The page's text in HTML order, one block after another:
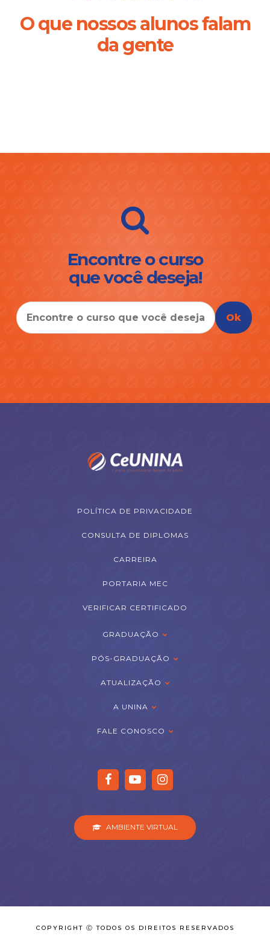
O que nossos alunos falam
da gente
Encontre o curso
que você deseja!
Ok
POLÍTICA DE PRIVACIDADE
CONSULTA DE DIPLOMAS
CARREIRA
PORTARIA MEC
VERIFICAR CERTIFICADO
GRADUAÇÃO
PÓS-GRADUAÇÃO
ATUALIZAÇÃO
A UNINA
FALE CONOSCO
AMBIENTE VIRTUAL
COPYRIGHT Ⓒ TODOS OS DIREITOS RESERVADOS